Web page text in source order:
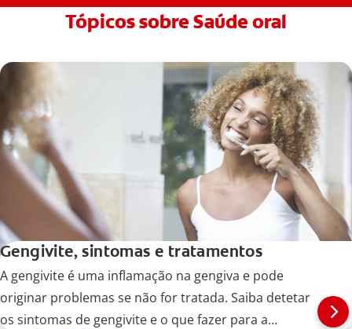
Tópicos sobre Saúde oral
Gengivite, sintomas e tratamentos
A gengivite é uma inflamação na gengiva e pode
originar problemas se não for tratada. Saiba detetar
os sintomas de gengivite e o que fazer para a